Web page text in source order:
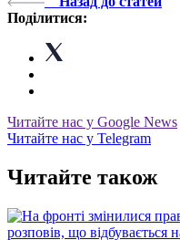
Поділитися:
Читайте нас у Google News
Читайте нас у Telegram
Читайте також